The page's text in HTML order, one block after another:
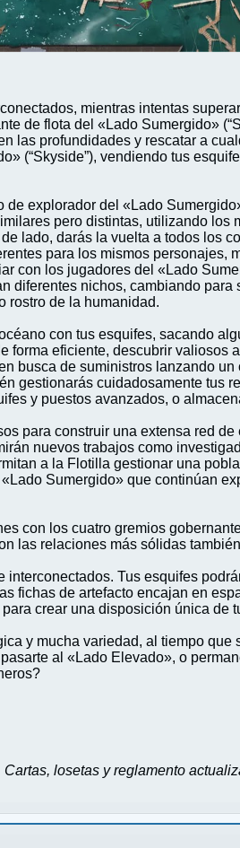
mientras intentas
de flota del «Lado Sumergido»
las profundidades y rescatar a
(“Skyside”), vendiendo tus
explorador del «Lado
pero distintas, utilizando los
lado, darás la vuelta a todos los
para los mismos personajes,
con los jugadores del «Lado
diferentes nichos, cambiando
rostro de la humanidad.
con tus esquifes, sacando
forma eficiente, descubrir
busca de suministros lanzando
gestionarás cuidadosamente tus
y puestos avanzados, o
para construir una extensa red
nuevos trabajos como
a la Flotilla gestionar una
Sumergido» que continúan
con los cuatro gremios
las relaciones más sólidas
Tus esquifes
fichas de artefacto encajan en
crear una disposición única de
y mucha variedad, al tiempo
al «Lado Elevado», o
losetas y reglamento